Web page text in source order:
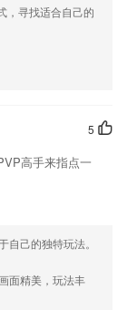
每周更新，每题都
藏夹、错题本等
，在我们自己读书
想，如果有这么一
是一件很棒的事情
》、《弟子规》、
，寻找适合自己的
5
高手来指点一
自己的独特玩法。
面精美，玩法丰